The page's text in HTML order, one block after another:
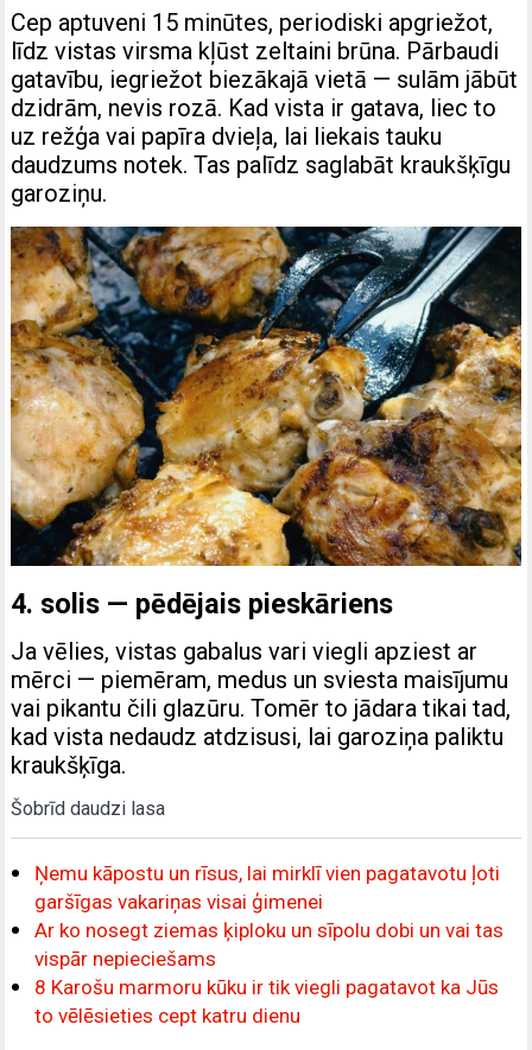
Cep aptuveni 15 minūtes, periodiski apgriežot,
līdz vistas virsma kļūst zeltaini brūna. Pārbaudi
gatavību, iegriežot biezākajā vietā — sulām jābūt
dzidrām, nevis rozā. Kad vista ir gatava, liec to
uz režģa vai papīra dvieļa, lai liekais tauku
daudzums notek. Tas palīdz saglabāt kraukšķīgu
garoziņu.
4. solis — pēdējais pieskāriens
Ja vēlies, vistas gabalus vari viegli apziest ar
mērci — piemēram, medus un sviesta maisījumu
vai pikantu čili glazūru. Tomēr to jādara tikai tad,
kad vista nedaudz atdzisusi, lai garoziņa paliktu
kraukšķīga.
Šobrīd daudzi lasa
Ņemu kāpostu un rīsus, lai mirklī vien pagatavotu ļoti
garšīgas vakariņas visai ģimenei
Ar ko nosegt ziemas ķiploku un sīpolu dobi un vai tas
vispār nepieciešams
8 Karošu marmoru kūku ir tik viegli pagatavot ka Jūs
to vēlēsieties cept katru dienu